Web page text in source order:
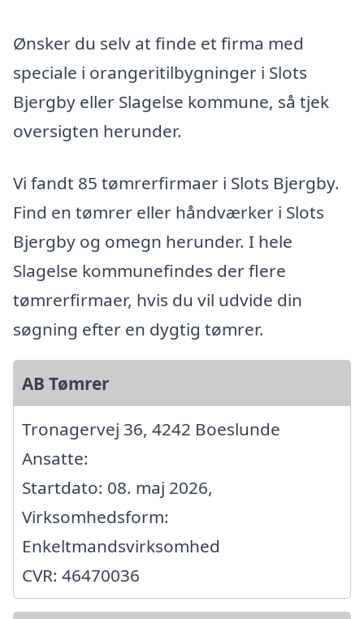
Ønsker du selv at finde et firma med
speciale i orangeritilbygninger i Slots
Bjergby eller Slagelse kommune, så tjek
oversigten herunder.
Vi fandt 85 tømrerfirmaer i Slots Bjergby.
Find en tømrer eller håndværker i Slots
Bjergby og omegn herunder. I hele
Slagelse kommunefindes der flere
tømrerfirmaer, hvis du vil udvide din
søgning efter en dygtig tømrer.
AB Tømrer
Tronagervej 36, 4242 Boeslunde
Ansatte:
Startdato: 08. maj 2026,
Virksomhedsform:
Enkeltmandsvirksomhed
CVR: 46470036